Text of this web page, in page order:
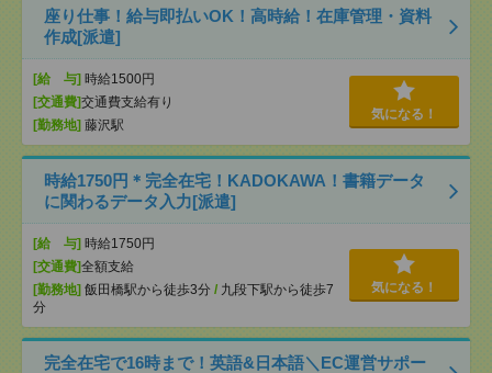
座り仕事！給与即払いOK！高時給！在庫管理・資料
作成[派遣]
[給 与] 時給1500円
[交通費]交通費支給有り
[勤務地] 藤沢駅
気になる！
時給1750円＊完全在宅！KADOKAWA！書籍データ
に関わるデータ入力[派遣]
[給 与] 時給1750円
[交通費]全額支給
[勤務地] 飯田橋駅から徒歩3分 / 九段下駅から徒歩7
分
気になる！
完全在宅で16時まで！英語&日本語＼EC運営サポー